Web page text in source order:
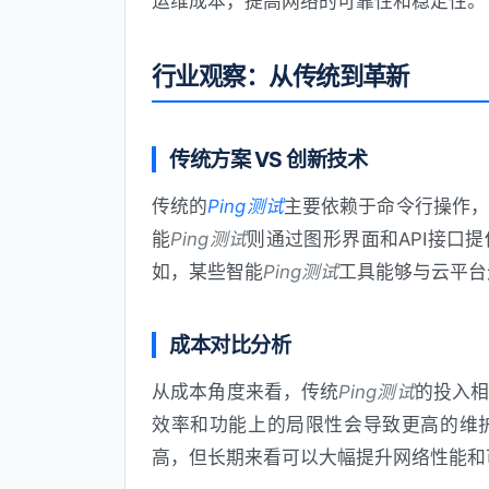
行业观察：从传统到革新
传统方案 VS 创新技术
传统的Ping测试主要依赖于命令行操作
能Ping测试则通过图形界面和API接口
如，某些智能Ping测试工具能够与云平
成本对比分析
从成本角度来看，传统Ping测试的投入
效率和功能上的局限性会导致更高的维
高，但长期来看可以大幅提升网络性能